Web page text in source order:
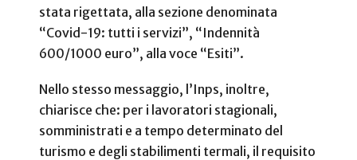
stata rigettata, alla sezione denominata
“Covid-19: tutti i servizi”, “Indennità
600/1000 euro”, alla voce “Esiti”.
Nello stesso messaggio, l’Inps, inoltre,
chiarisce che: per i lavoratori stagionali,
somministrati e a tempo determinato del
turismo e degli stabilimenti termali, il requisito